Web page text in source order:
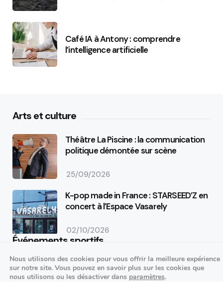
Café IA à Antony : comprendre
l’intelligence artificielle
Arts et culture
Théâtre La Piscine : la communication
politique démontée sur scène
25/09/2026
K-pop made in France : STARSEED’Z en
concert à l’Espace Vasarely
02/10/2026
Événements sportifs
Aucun article trouvé.
Festivités
Nous utilisons des cookies pour vous offrir la meilleure expérience
sur notre site. Vous pouvez en savoir plus sur les cookies que
nous utilisons ou les désactiver dans paramètres.